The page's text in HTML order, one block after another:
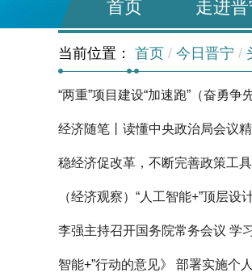
首页 走进
当前位置： 首页 / 今日晋宁 /
“两重”项目建设“加速跑”（奋勇争
经济随笔丨读懂中央政治局会议
稳经济促改革，不断完善政策工具
（经济观察）“人工智能+”顶层设
李强主持召开国务院常务会议 学
智能+”行动的意见》 部署实施个